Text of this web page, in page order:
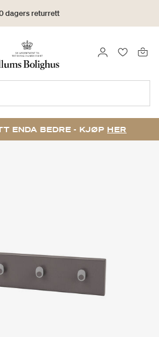
dagers returrett
LOGG INN
ENDA BEDRE - KJØP HER